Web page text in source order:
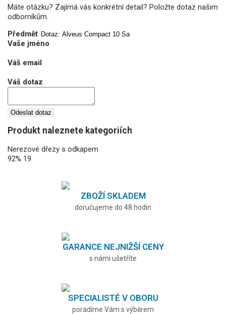
Máte otázku? Zajímá vás konkrétní detail? Položte dotaz našim
odborníkům.
Předmět
Vaše jméno
Váš email
Váš dotaz
Odeslat dotaz
Produkt naleznete kategoriích
Nerezové dřezy s odkapem
92% 19
ZBOŽÍ SKLADEM
doručujeme do 48 hodin
GARANCE NEJNIŽŠÍ CENY
s námi ušetříte
SPECIALISTÉ V OBORU
poradíme Vám s výběrem